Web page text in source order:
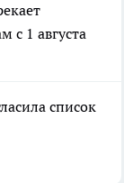
с 1 августа
список